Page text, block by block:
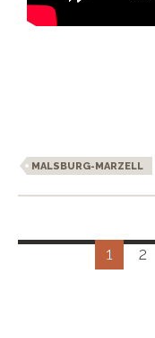
MALSBURG-MARZELL
1 2